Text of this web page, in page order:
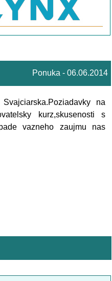
Ponuka - 06.06.2014
na
kurz,skusenosti s
vazneho zaujmu nas